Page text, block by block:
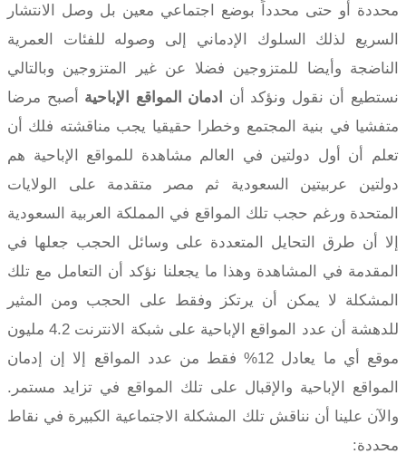
محددة أو حتى محدداً بوضع اجتماعي معين بل وصل الانتشار
السريع لذلك السلوك الإدماني إلى وصوله للفئات العمرية
الناضجة وأيضا للمتزوجين فضلا عن غير المتزوجين وبالتالي
نستطيع أن نقول ونؤكد أن
ادمان المواقع الإباحية أصبح مرضا
متفشيا في بنية المجتمع وخطرا حقيقيا يجب مناقشته فلك أن
تعلم أن أول دولتين في العالم مشاهدة للمواقع الإباحية هم
دولتين عربيتين السعودية ثم مصر متقدمة على الولايات
المتحدة ورغم حجب تلك المواقع في المملكة العربية السعودية
إلا أن طرق التحايل المتعددة على وسائل الحجب جعلها في
المقدمة في المشاهدة وهذا ما يجعلنا نؤكد أن التعامل مع تلك
المشكلة لا يمكن أن يرتكز وفقط على الحجب ومن المثير
للدهشة أن عدد المواقع الإباحية على شبكة الانترنت 4.2 مليون
موقع أي ما يعادل 12% فقط من عدد المواقع إلا إن إدمان
المواقع الإباحية والإقبال على تلك المواقع في تزايد مستمر.
والآن علينا أن نناقش تلك المشكلة الاجتماعية الكبيرة في نقاط
محددة: